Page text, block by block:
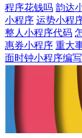
程序花钱吗 韵达
小程序 运势小程
整人小程序代码
惠券小程序 重大
面时钟小程序编